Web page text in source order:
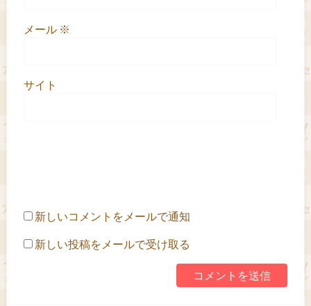
メール ※
サイト
新しいコメントをメールで通知
新しい投稿をメールで受け取る